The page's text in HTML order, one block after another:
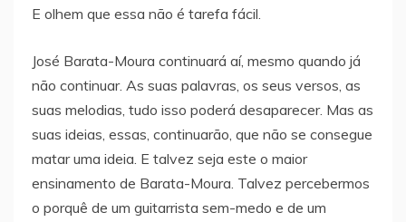
E olhem que essa não é tarefa fácil.
José Barata-Moura continuará aí, mesmo quando já
não continuar. As suas palavras, os seus versos, as
suas melodias, tudo isso poderá desaparecer. Mas as
suas ideias, essas, continuarão, que não se consegue
matar uma ideia. E talvez seja este o maior
ensinamento de Barata-Moura. Talvez percebermos
o porquê de um guitarrista sem-medo e de um